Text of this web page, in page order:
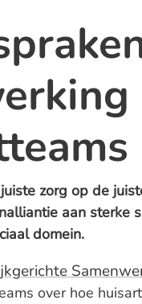
zorg op de
aan sterke
domein.
over hoe